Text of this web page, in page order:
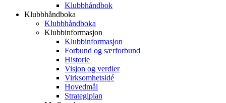
Klubbhåndbok
Klubbhåndboka
Klubbhåndboka
Klubbinformasjon
Klubbinformasjon
Forbund og særforbund
Historie
Visjon og verdier
Virksomhetsidé
Hovedmål
Strategiplan